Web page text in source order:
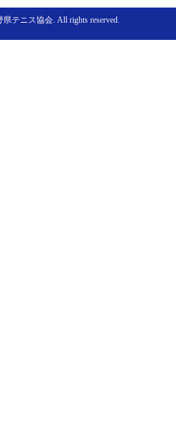
テニス協会. All rights reserved.